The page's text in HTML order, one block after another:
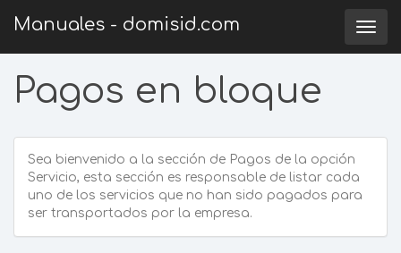
Manuales - domisid.com
Pagos en bloque
Sea bienvenido a la sección de Pagos de la opción
Servicio, esta sección es responsable de listar cada
uno de los servicios que no han sido pagados para
ser transportados por la empresa.